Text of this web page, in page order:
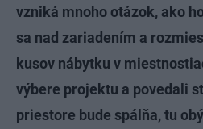
vzniká mnoho otázok, ako
sa nad zariadením a
kusov nábytku v
výbere projektu a povedali
priestore bude spálňa, tu